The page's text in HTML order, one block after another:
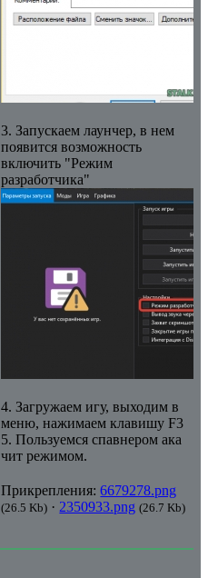
3. Запускаем лаунчер, в нем
появится возможность
включить "Режим
разработчика"
4. Загружаем игу, выходим в
меню, нажимаем клавишу F3
5. Пользуемся спавнером ака
чит режимом.
Прикрепления:6679278.png
(26.5 Kb) · 2350933.png (26.7 Kb)